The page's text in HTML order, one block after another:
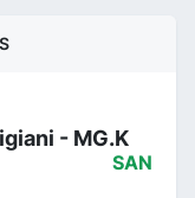
- MG.K
SAN